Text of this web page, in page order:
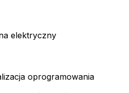
elektryczny
oprogramowania